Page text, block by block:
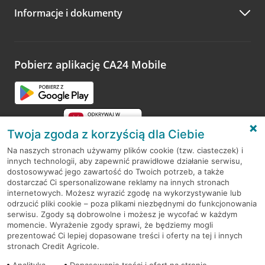
Zachęcamy do podzielenia się z nami opinią o wizycie.
opinie.
Informacje i dokumenty
Pobierz aplikację CA24 Mobile
RODO
Regulamin serwisu
Mapa serwisu
PolitykaCookies
Twoja zgoda z korzyścią dla Ciebie
Na naszych stronach używamy plików cookie (tzw. ciasteczek) i
innych technologii, aby zapewnić prawidłowe działanie serwisu,
dostosowywać jego zawartość do Twoich potrzeb, a także
dostarczać Ci spersonalizowane reklamy na innych stronach
internetowych. Możesz wyrazić zgodę na wykorzystywanie lub
odrzucić pliki cookie – poza plikami niezbędnymi do funkcjonowania
serwisu. Zgody są dobrowolne i możesz je wycofać w każdym
momencie. Wyrażenie zgody sprawi, że będziemy mogli
prezentować Ci lepiej dopasowane treści i oferty na tej i innych
stronach Credit Agricole.